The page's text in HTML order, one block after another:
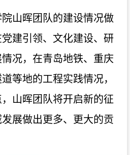
山晖团队的建设情况做
建引领、文化建设、研
况，在青岛地铁、重庆
等地的工程实践情况，
山晖团队将开启新的征
展做出更多、更大的贡